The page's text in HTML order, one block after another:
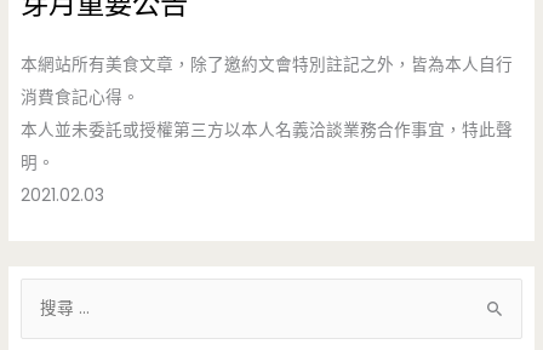
本網站所有美食文章，除了邀約文會特別註記之外，皆為本人自行
消費食記心得。
本人並未委託或授權第三方以本人名義洽談業務合作事宜，特此聲
明。
2021.02.03